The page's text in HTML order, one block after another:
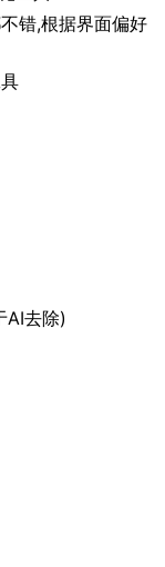
错,根据界面偏好
AI去除)